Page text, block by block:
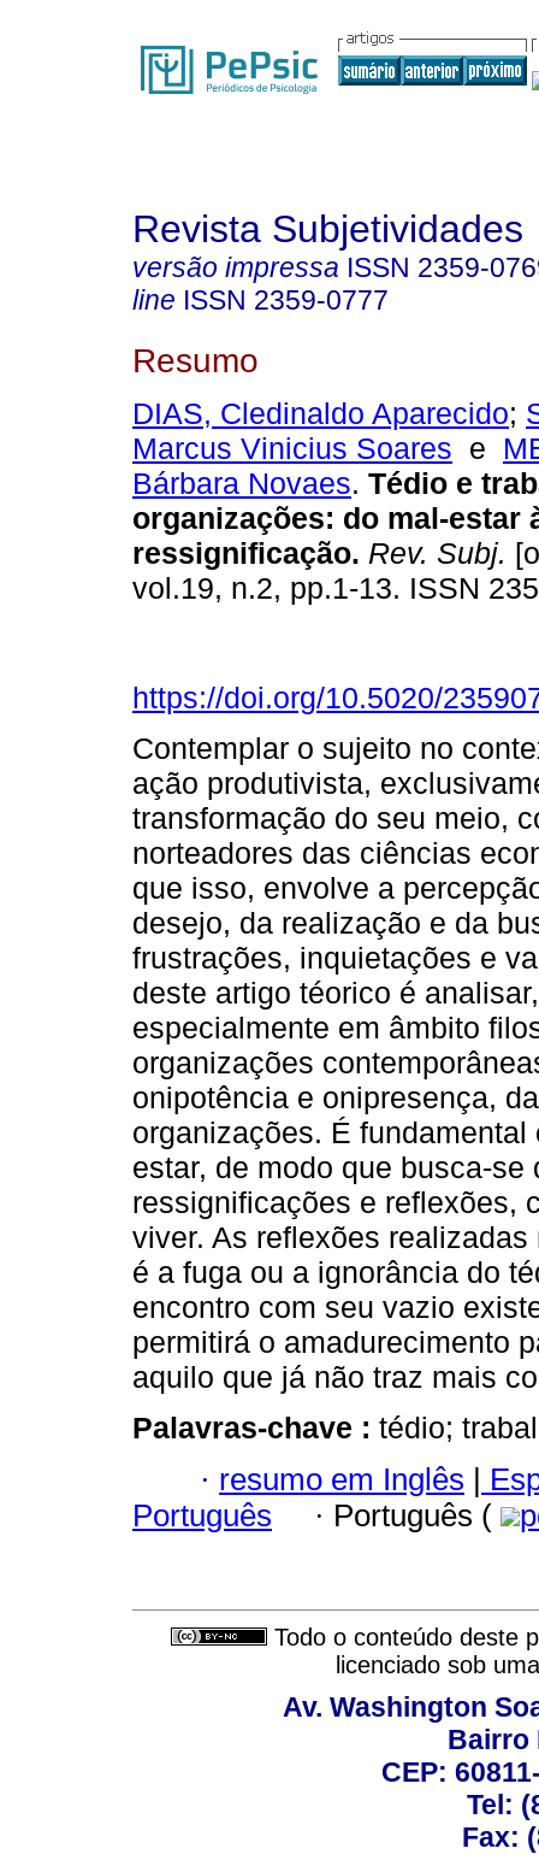
Revista Subjetividades
versão impressa ISSN 2359-
line ISSN 2359-0777
Resumo
DIAS, Cledinaldo Aparecido;
Marcus Vinicius Soares e
Bárbara Novaes. Tédio e
organizações: do mal-estar
ressignificação. Rev. Subj.
vol.19, n.2, pp.1-13. ISSN
https://doi.org/10.5020/
Contemplar o sujeito no
ação produtivista,
transformação do seu meio,
norteadores das ciências
que isso, envolve a
desejo, da realização e da
frustrações, inquietações e
deste artigo téorico é
especialmente em âmbito
organizações
onipotência e onipresença,
organizações. É
estar, de modo que busca-
ressignificações e reflexões,
viver. As reflexões
é a fuga ou a ignorância do
encontro com seu vazio
permitirá o amadurecimento
aquilo que já não traz mais
Palavras-chave : tédio;
· resumo em Inglês |
Português
· Português (
Todo o conteúdo deste
licenciado sob
Av. Washington
Bairro
CEP:
Tel:
Fax: